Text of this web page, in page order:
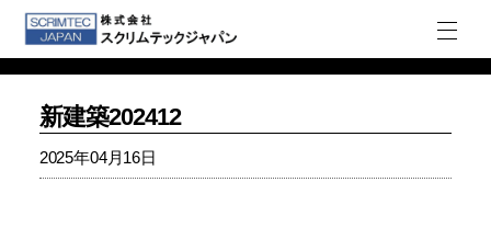
新建築202412
2025年04月16日